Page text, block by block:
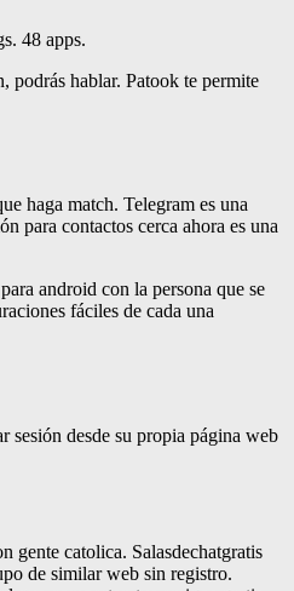
48 apps.
podrás hablar. Patook te permite
haga match. Telegram es una
para contactos cerca ahora es una
android con la persona que se
fáciles de cada una
sesión desde su propia página web
gente catolica. Salasdechatgratis
de similar web sin registro.